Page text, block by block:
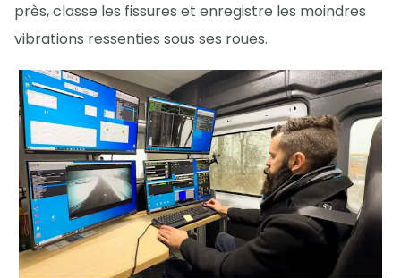
près, classe les fissures et enregistre les moindres
vibrations ressenties sous ses roues.